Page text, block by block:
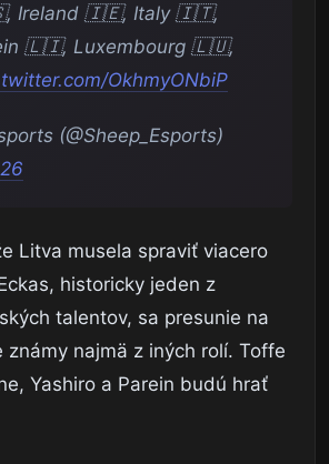
Ireland 🇮🇪, Italy 🇮🇹,
🇱🇮, Luxembourg 🇱🇺,
OkhmyONbiP
(@Sheep_Esports)
Litva musela spraviť viacero
historicky jeden z
talentov, sa presunie na
známy najmä z iných rolí. Toffe
Yashiro a Parein budú hrať